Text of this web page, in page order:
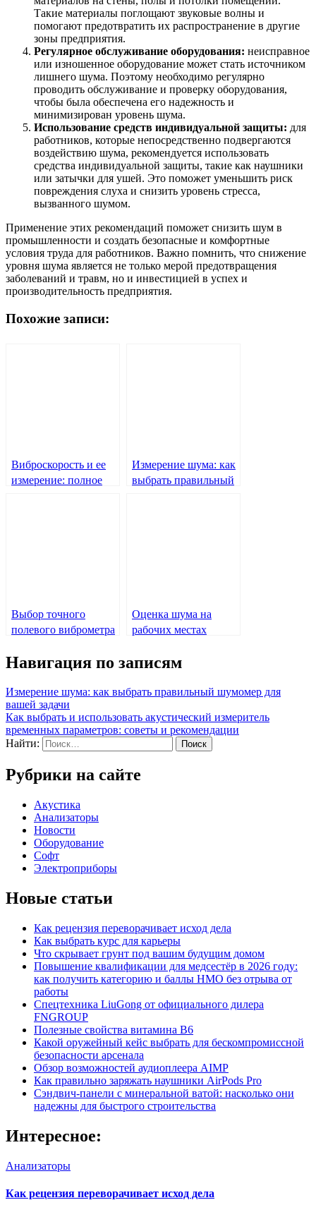
Такие материалы поглощают звуковые волны и
помогают предотвратить их распространение в другие
зоны предприятия.
Регулярное обслуживание оборудования: неисправное
или изношенное оборудование может стать источником
лишнего шума. Поэтому необходимо регулярно
проводить обслуживание и проверку оборудования,
чтобы была обеспечена его надежность и
минимизирован уровень шума.
Использование средств индивидуальной защиты: для
работников, которые непосредственно подвергаются
воздействию шума, рекомендуется использовать
средства индивидуальной защиты, такие как наушники
или затычки для ушей. Это поможет уменьшить риск
повреждения слуха и снизить уровень стресса,
вызванного шумом.
Применение этих рекомендаций поможет снизить шум в
промышленности и создать безопасные и комфортные
условия труда для работников. Важно помнить, что снижение
уровня шума является не только мерой предотвращения
заболеваний и травм, но и инвестицией в успех и
производительность предприятия.
Похожие записи:
Виброскорость и ее
измерение: полное
Измерение шума: как
выбрать правильный
Выбор точного
полевого виброметра
вибраций
Оценка шума на
рабочих местах
акустические
приборы для
Навигация по записям
Измерение шума: как выбрать правильный шумомер для
вашей задачи
Как выбрать и использовать акустический измеритель
временных параметров: советы и рекомендации
Найти:
Рубрики на сайте
Акустика
Анализаторы
Новости
Оборудование
Софт
Электроприборы
Новые статьи
Как рецензия переворачивает исход дела
Как выбрать курс для карьеры
Что скрывает грунт под вашим будущим домом
Повышение квалификации для медсестёр в 2026 году:
как получить категорию и баллы НМО без отрыва от
работы
Спецтехника LiuGong от официального дилера
FNGROUP
Полезные свойства витамина B6
Какой оружейный кейс выбрать для бескомпромиссной
безопасности арсенала
Обзор возможностей аудиоплеера AIMP
Как правильно заряжать наушники AirPods Pro
Сэндвич-панели с минеральной ватой: насколько они
надежны для быстрого строительства
Интересное:
Анализаторы
Как рецензия переворачивает исход дела